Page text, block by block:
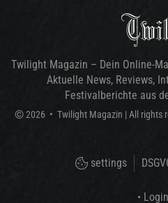
Twilight Magazin – Dein Online-
Aktuelle News, Reviews,
Festivalberichte aus
© 2026 • Twilight Magazin | All rights
settings
•